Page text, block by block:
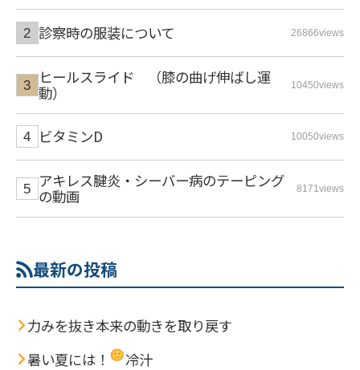
診察時の服装について 26866views
ヒールスライド （膝の曲げ伸ばし運
動）
10450views
ビタミンD 10050views
アキレス腱炎・シーバー病のテーピング
の動画
8171views
最新の投稿
力みを抜き本来の動きを取り戻す
暑い夏には！
冷汁